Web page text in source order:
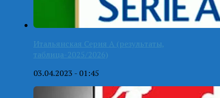
Итальянская Серия А (результаты,
таблица-2025/2026)
03.04.2023 - 01:45